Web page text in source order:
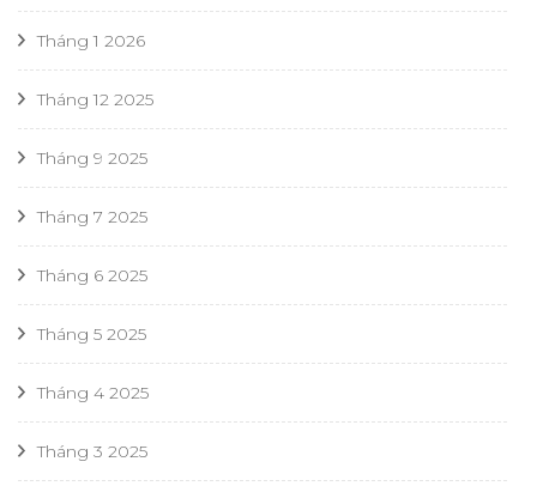
Tháng 1 2026
Tháng 12 2025
Tháng 9 2025
Tháng 7 2025
Tháng 6 2025
Tháng 5 2025
Tháng 4 2025
Tháng 3 2025